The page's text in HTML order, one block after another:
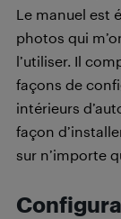
Le manuel est
photos qui
l’utiliser. Il
façons de
intérieurs
façon
sur n’importe